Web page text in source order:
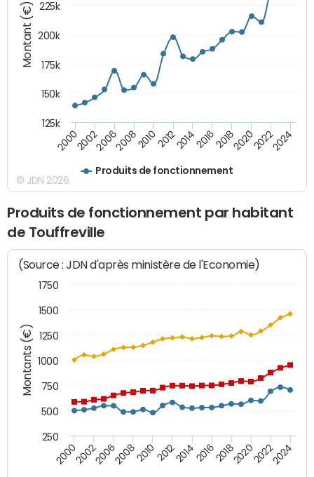
Montant (€)
Produits de fonctionnement
200020022006200820102012201420162018202020222024
125k
150k
175k
200k
225k
© JDN 2026
Produits de fonctionnement par habitant
de Touffreville
Montants (€)
(Source : JDN d'après ministère de l'Economie)
200020022006200820102012201420162018202020222024
250
500
750
1000
1250
1500
1750